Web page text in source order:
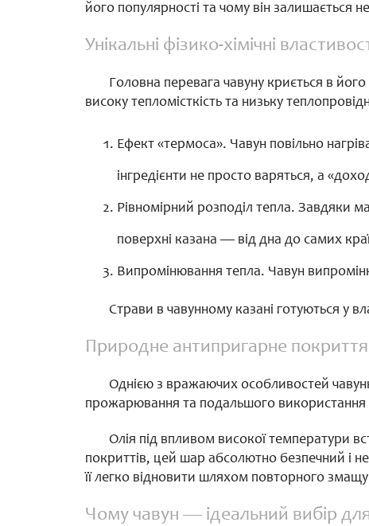
його популярності та чому він залишається
Унікальні фізико-хімічні
Головна перевага чавуну криється в
високу тепломісткість та низьку
Ефект «термоса». Чавун повільно
інгредієнти не просто варяться, а
Рівномірний розподіл тепла. Завдяки
поверхні казана — від дна до самих
Випромінювання тепла. Чавун
Страви в чавунному казані готуються у
Природне антипригарне
Однією з вражаючих особливостей
прожарювання та подальшого
Олія під впливом високої температури
покриттів, цей шар абсолютно безпечний і
її легко відновити шляхом повторного
Чому чавун — ідеальний вибір